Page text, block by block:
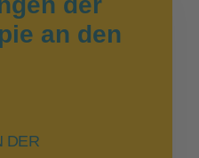
an den
DER